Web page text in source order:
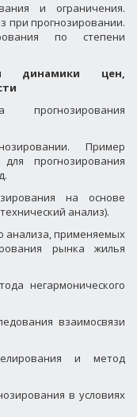
и ограничения.
при прогнозировании.
по степени
динамики цен,
прогнозирования
Пример
прогнозирования
на основе
анализ).
анализа, применяемых
рынка жилья
негармонического
взаимосвязи
и метод
в условиях